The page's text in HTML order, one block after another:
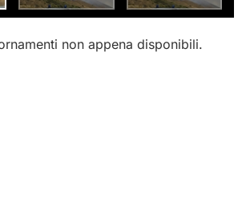
non appena disponibili.